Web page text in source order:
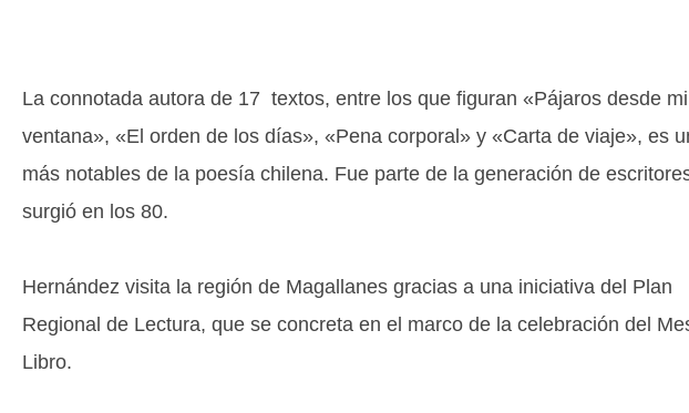
La connotada autora de 17 textos, entre los que figuran «Pájaros desde mi
ventana», «El orden de los días», «Pena corporal» y «Carta de viaje», es
más notables de la poesía chilena. Fue parte de la generación de
surgió en los 80.
Hernández visita la región de Magallanes gracias a una iniciativa del Plan
Regional de Lectura, que se concreta en el marco de la celebración del
Libro.